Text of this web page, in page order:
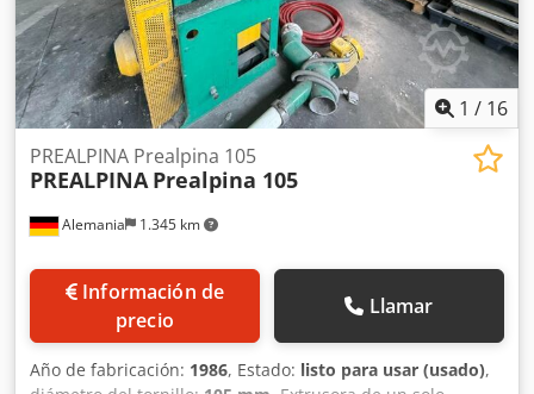
1 / 16
Alemania 1.345 km
PREALPINA Prealpina 105
PREALPINA Prealpina 105
Información de
precio
Llamar
Año de fabricación: 1986, Estado: listo para usar (usado),